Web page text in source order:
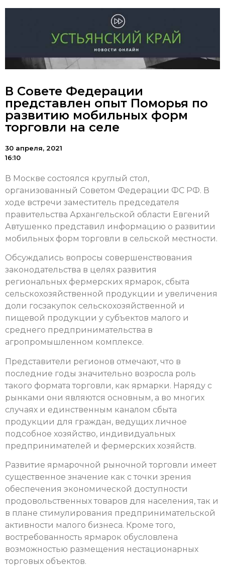
В Совете Федерации
представлен опыт Поморья по
развитию мобильных форм
торговли на селе
30 апреля, 2021
16:10
В Москве состоялся круглый стол,
организованный Советом Федерации ФС РФ. В
ходе встречи заместитель председателя
правительства Архангельской области Евгений
Автушенко представил информацию о развитии
мобильных форм торговли в сельской местности.
Обсуждались вопросы совершенствования
законодательства в целях развития
региональных фермерских ярмарок, сбыта
сельскохозяйственной продукции и увеличения
доли госзакупок сельскохозяйственной и
пищевой продукции у субъектов малого и
среднего предпринимательства в
агропромышленном комплексе.
Представители регионов отмечают, что в
последние годы значительно возросла роль
такого формата торговли, как ярмарки. Наряду с
рынками они являются основным, а во многих
случаях и единственным каналом сбыта
продукции для граждан, ведущих личное
подсобное хозяйство, индивидуальных
предпринимателей и фермерских хозяйств.
Развитие ярмарочной рыночной торговли имеет
существенное значение как с точки зрения
обеспечения экономической доступности
продовольственных товаров для населения, так и
в плане стимулирования предпринимательской
активности малого бизнеса. Кроме того,
востребованность ярмарок обусловлена
возможностью размещения нестационарных
торговых объектов.